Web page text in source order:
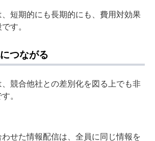
短期的にも長期的にも、費用対効果
す。
つながる
競合他社との差別化を図る上でも非
。
せた情報配信は、全員に同じ情報を